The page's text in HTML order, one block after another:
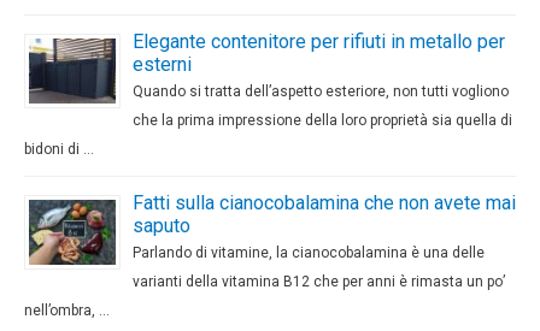
Elegante contenitore per rifiuti in metallo per
esterni
Quando si tratta dell’aspetto esteriore, non tutti vogliono
che la prima impressione della loro proprietà sia quella di
bidoni di …
Fatti sulla cianocobalamina che non avete mai
saputo
Parlando di vitamine, la cianocobalamina è una delle
varianti della vitamina B12 che per anni è rimasta un po’
nell’ombra, …